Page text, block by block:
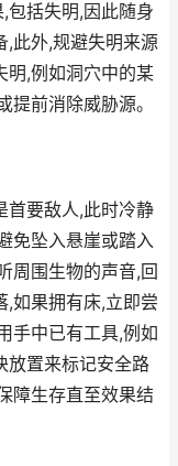
包括失明,因此随身
,此外,规避失明来源
明,例如洞穴中的某
前消除威胁源。
首要敌人,此时冷静
免坠入悬崖或踏入
周围生物的声音,回
,如果拥有床,立即尝
手中已有工具,例如
放置来标记安全路
障生存直至效果结